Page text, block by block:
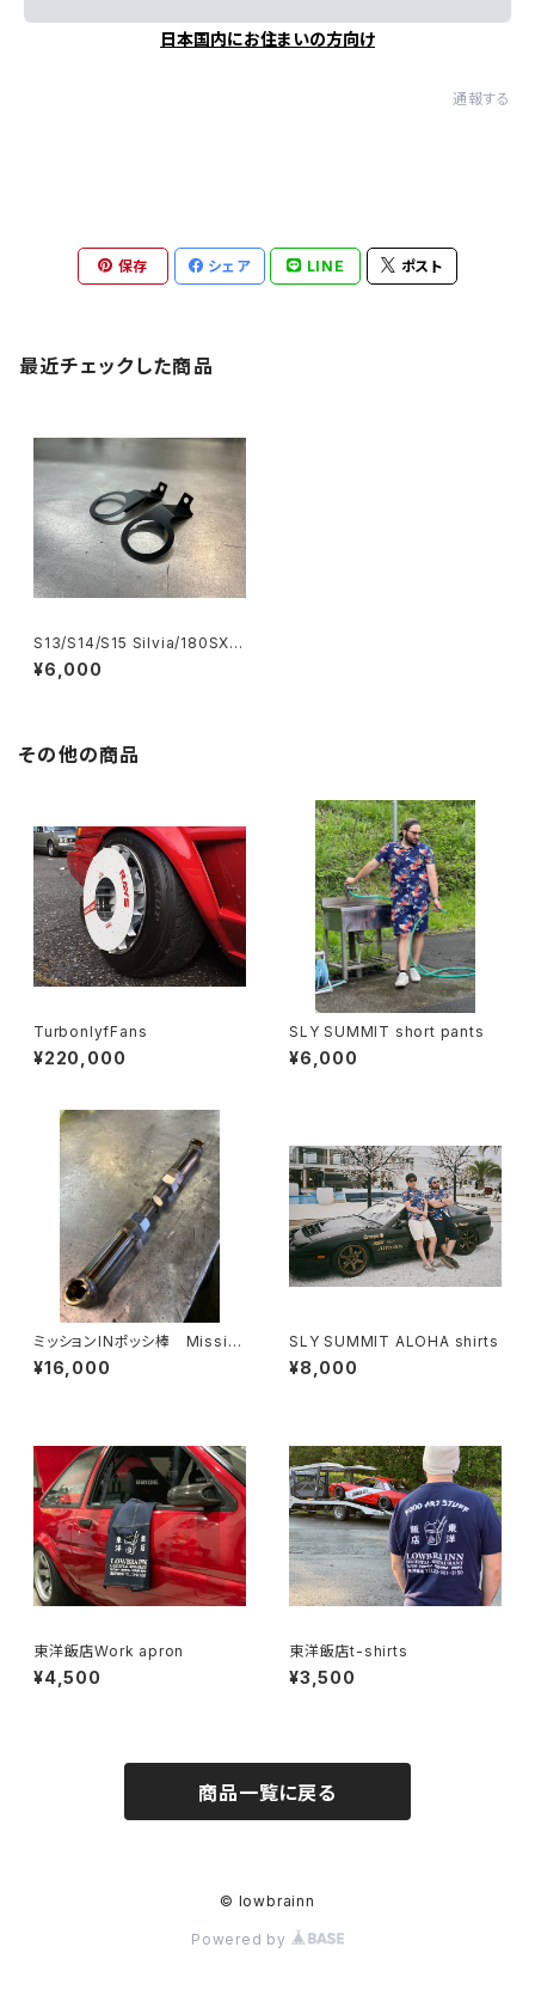
日本国内にお住まいの方向け
通報する
保存 シェア LINE ポスト
最近チェックした商品
S13/S14/S15 Silvia/180SX/A
31Cefiro/32Skyline カップホ
ルダー Cup holder
¥6,000
その他の商品
TurbonlyfFans
¥220,000
SLY SUMMIT short pants
¥6,000
ミッションINポッシ棒 Missio
n In Possibar AE86
¥16,000
SLY SUMMIT ALOHA shirts
¥8,000
東洋飯店Work apron
¥4,500
東洋飯店t-shirts
¥3,500
商品一覧に戻る
© lowbrainn
Powered by